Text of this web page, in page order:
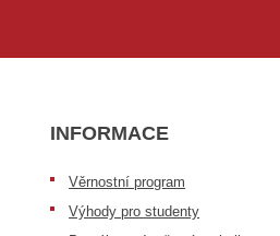
INFORMACE
Věrnostní program
Výhody pro studenty